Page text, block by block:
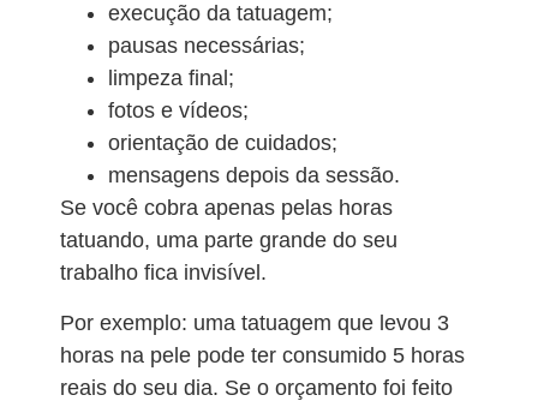
execução da tatuagem;
pausas necessárias;
limpeza final;
fotos e vídeos;
orientação de cuidados;
mensagens depois da sessão.
Se você cobra apenas pelas horas
tatuando, uma parte grande do seu
trabalho fica invisível.
Por exemplo: uma tatuagem que levou 3
horas na pele pode ter consumido 5 horas
reais do seu dia. Se o orçamento foi feito